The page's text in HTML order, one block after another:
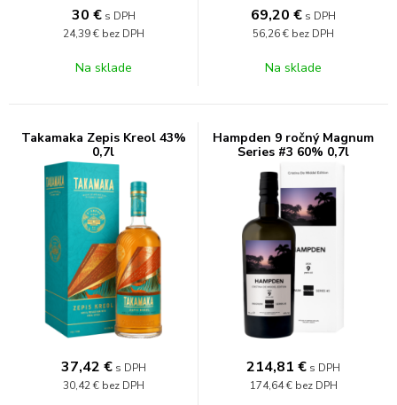
30 € s DPH
24,39 € bez DPH
Na sklade
69,20 € s DPH
56,26 € bez DPH
Na sklade
Takamaka Zepis Kreol 43%
0,7l
37,42 € s DPH
30,42 € bez DPH
Hampden 9 ročný Magnum
Series #3 60% 0,7l
214,81 € s DPH
174,64 € bez DPH